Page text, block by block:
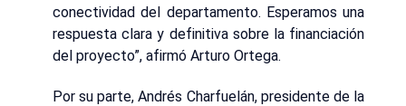
conectividad del departamento. Esperamos una
respuesta clara y definitiva sobre la financiación
del proyecto”, afirmó Arturo Ortega.
Por su parte, Andrés Charfuelán, presidente de la